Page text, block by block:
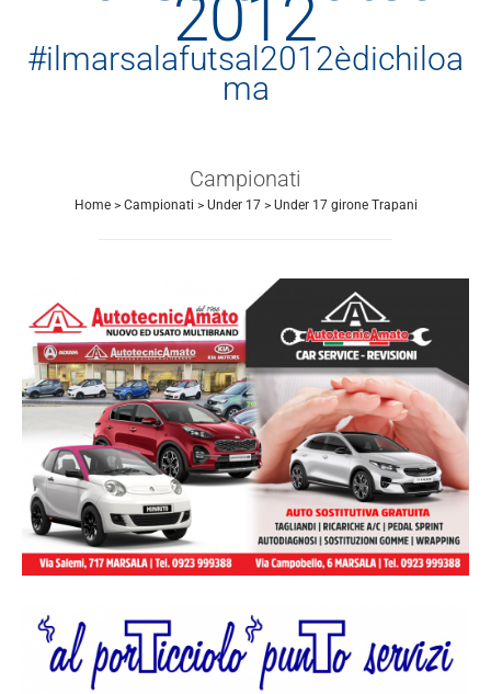
2012
#ilmarsalafutsal2012èdichiloa
ma
Campionati
Home> Campionati > Under 17> Under 17 girone Trapani